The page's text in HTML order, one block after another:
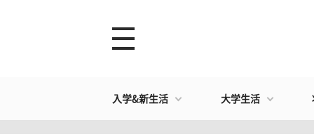
入学&新生活 大学生活